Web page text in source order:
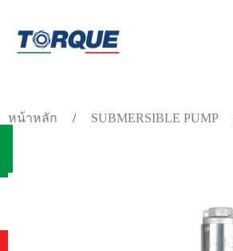
หน้าหลัก / SUBMERSIBLE PUMP